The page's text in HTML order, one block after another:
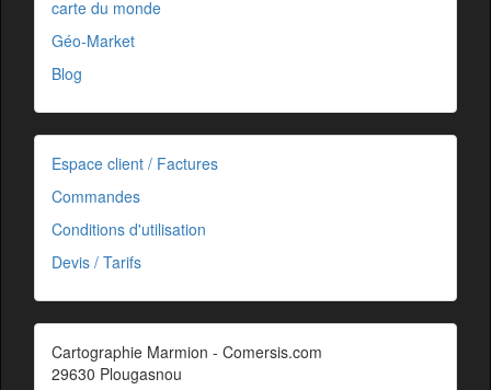
carte du monde
Géo-Market
Blog
Espace client / Factures
Commandes
Conditions d'utilisation
Devis / Tarifs
Cartographie Marmion - Comersis.com
29630 Plougasnou